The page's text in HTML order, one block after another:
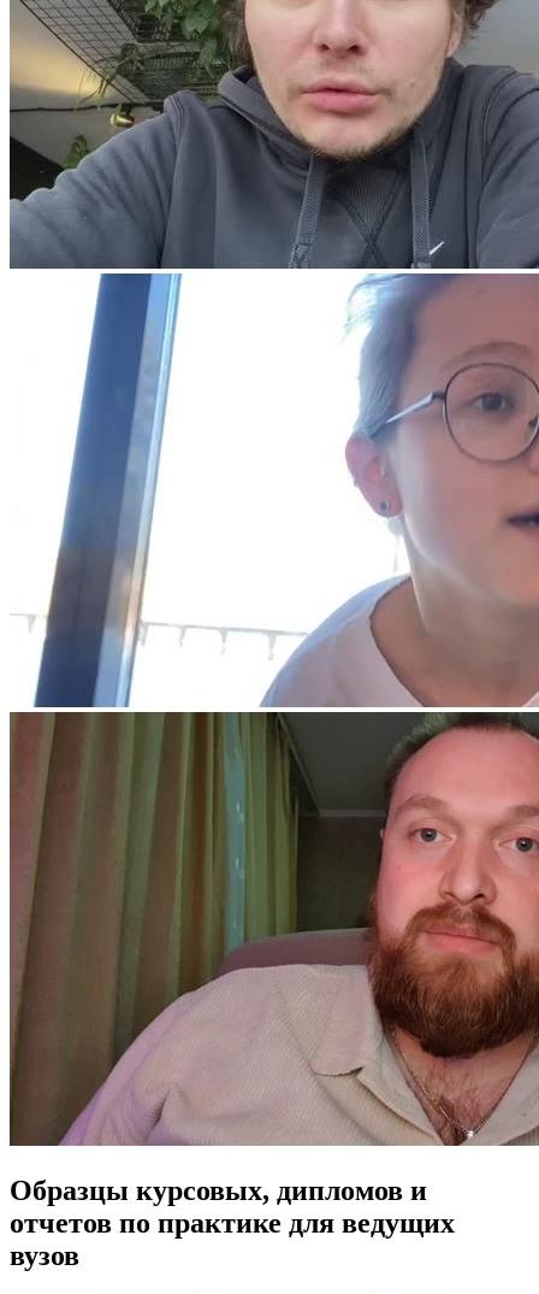
Образцы курсовых, дипломов и
отчетов по практике для ведущих
вузов